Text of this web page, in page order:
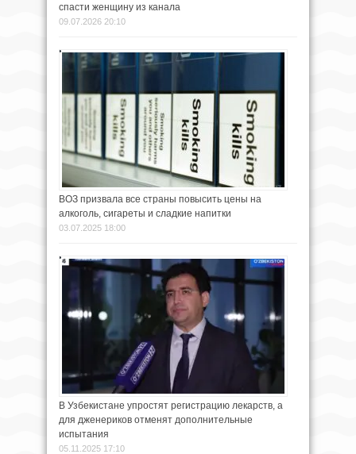
спасти женщину из канала
09.07.2026 20:10
ВОЗ призвала все страны повысить цены на
алкоголь, сигареты и сладкие напитки
03.07.2025 18:00
В Узбекистане упростят регистрацию лекарств, а
для дженериков отменят дополнительные
испытания
05.11.2025 17:10